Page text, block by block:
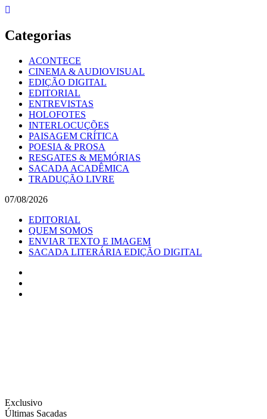
Skip
content
Categorias
ACONTECE
CINEMA & AUDIOVISUAL
EDIÇÃO DIGITAL
EDITORIAL
ENTREVISTAS
HOLOFOTES
INTERLOCUÇÕES
PAISAGEM CRÍTICA
POESIA & PROSA
RESGATES & MEMÓRIAS
SACADA ACADÊMICA
TRADUÇÃO LIVRE
07/08/2026
EDITORIAL
QUEM SOMOS
ENVIAR TEXTO E IMAGEM
SACADA LITERÁRIA EDIÇÃO DIGITAL
Exclusivo
Últimas Sacadas